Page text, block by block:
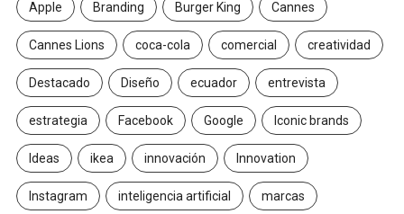
Apple Branding Burger King Cannes
Cannes Lions coca-cola comercial creatividad
Destacado Diseño ecuador entrevista
estrategia Facebook Google Iconic brands
Ideas ikea innovación Innovation
Instagram inteligencia artificial marcas